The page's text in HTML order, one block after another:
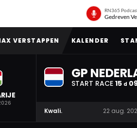
RN365
Gedreven
VERSTAPPEN KALENDER
GP
START RACE 15 d
Kwali. 22 aug.